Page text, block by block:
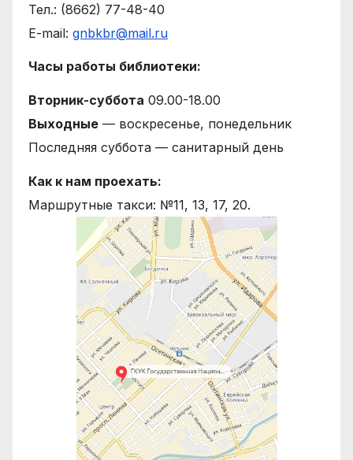
Тел.: (8662) 77-48-40
E-mail: gnbkbr@mail.ru
Часы работы библиотеки:
Вторник-суббота 09.00-18.00
Выходные — воскресенье, понедельник
Последняя суббота — санитарный день
Как к нам проехать:
Маршрутные такси: №11, 13, 17, 20.